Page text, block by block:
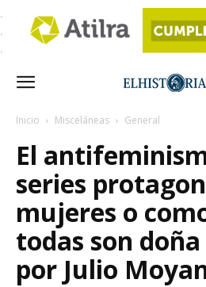
Inicio Misceláneas General
El
series
mujeres o
todas son
por Julio